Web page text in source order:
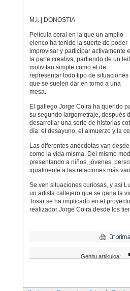
M.I. | DONOSTIA
Película coral en la que un amplio
elenco ha tenido la suerte de poder
improvisar y participar activamente
la parte creativa, partiendo de un leit
motiv tan simple como el de
representar todo tipo de situaciones
que se suelen dar en torno a una
mesa.
El gallego Jorge Coira ha querido
su segundo largometraje, después
desarrollar una serie de historias
día: el desayuno, el almuerzo y la
Las diferentes anécdotas van
como la vida misma. Del mismo
presentando a niños, jóvenes,
igualmente a las relaciones más
Se ven situaciones curiosas, y así
un artista callejero que se gana la
Tosar se ha implicado en el
realizador Jorge Coira desde los
Gehitu artikuloa: